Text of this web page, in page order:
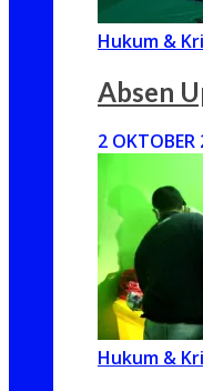
Hukum &
Absen
2 OKTOBER
Hukum &